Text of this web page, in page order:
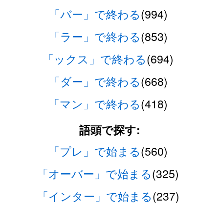
「バー」で終わる(994)
「ラー」で終わる(853)
「ックス」で終わる(694)
「ダー」で終わる(668)
「マン」で終わる(418)
語頭で探す:
「プレ」で始まる(560)
「オーバー」で始まる(325)
「インター」で始まる(237)